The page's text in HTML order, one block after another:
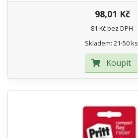
98,01 Kč
81 Kč bez DPH
Skladem: 21-50 ks
Koupit